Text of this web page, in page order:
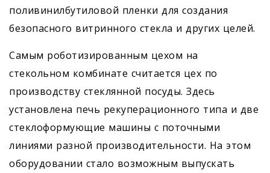
поливинилбутиловой пленки для создания
безопасного витринного стекла и других целей.
Самым роботизированным цехом на
стекольном комбинате считается цех по
производству стеклянной посуды. Здесь
установлена печь рекуперационного типа и две
стеклоформующие машины с поточными
линиями разной производительности. На этом
оборудовании стало возможным выпускать